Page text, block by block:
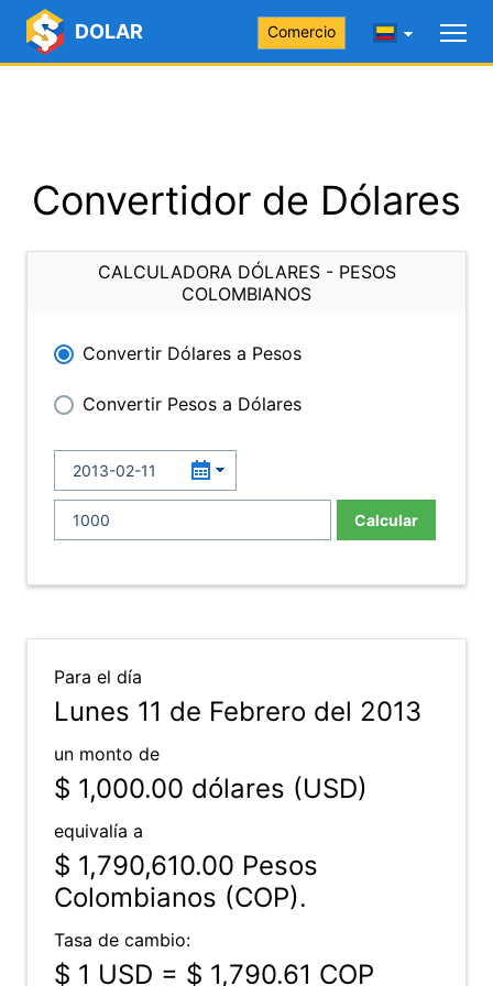
DOLAR Comercio
Convertidor de Dólares
CALCULADORA DÓLARES - PESOS
COLOMBIANOS
Convertir Dólares a Pesos
Convertir Pesos a Dólares
Calcular
Para el día
Lunes 11 de Febrero del 2013
un monto de
$ 1,000.00 dólares (USD)
equivalía a
$ 1,790,610.00 Pesos
Colombianos (COP).
Tasa de cambio:
$ 1 USD = $ 1,790.61 COP